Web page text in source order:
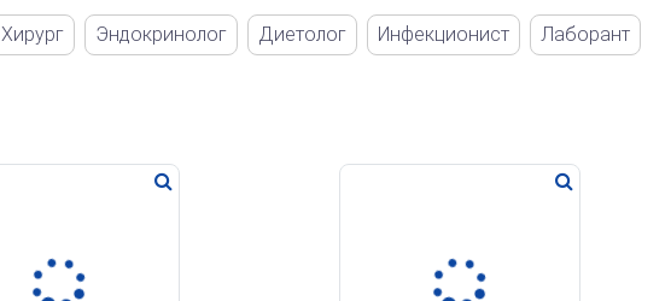
Хирург Эндокринолог Диетолог Инфекционист Лаборант